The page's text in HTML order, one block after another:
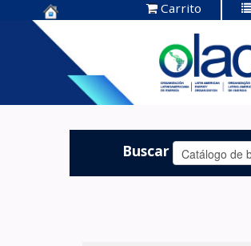
Centro de
Documentación
OLADE -
Carrito
Buscar